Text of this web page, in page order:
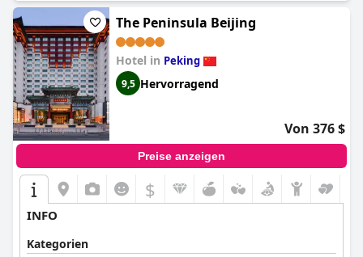
The Peninsula Beijing
Hotel in Peking
9,5 Hervorragend
Von 376 $
Preise anzeigen
$
INFO
Kategorien